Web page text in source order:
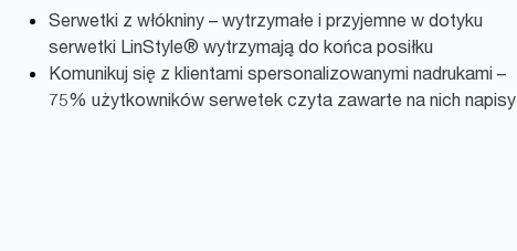
Serwetki z włókniny – wytrzymałe i przyjemne w dotyku
serwetki LinStyle® wytrzymają do końca posiłku
Komunikuj się z klientami spersonalizowanymi nadrukami –
75% użytkowników serwetek czyta zawarte na nich napisy